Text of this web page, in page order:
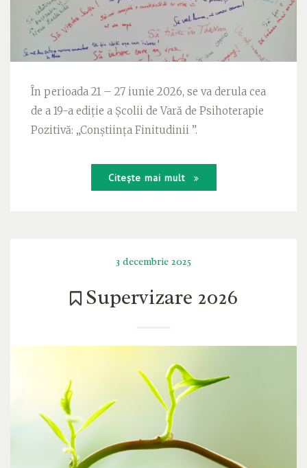
În perioada 21 – 27 iunie 2026, se va derula cea
de a 19-a ediție a Școlii de Vară de Psihoterapie
Pozitivă: „Conștiința Finitudinii ”.
Citește mai mult
3 decembrie 2025
Supervizare 2026